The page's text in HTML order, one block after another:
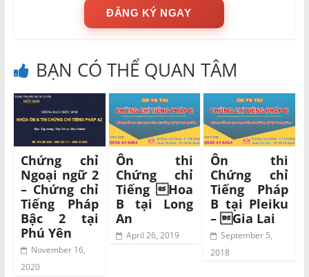
ĐĂNG KÝ NGAY
BẠN CÓ THỂ QUAN TÂM
Chứng chỉ
Ngoại ngữ 2
– Chứng chỉ
Tiếng Pháp
Bậc 2 tại
Phú Yên
November 16,
2020
Ôn thi
Chứng chỉ
Tiếng Hoa
B tại Long
An
April 26, 2019
Ôn thi
Chứng chỉ
Tiếng Pháp
B tại Pleiku
– Gia Lai
September 5,
2018